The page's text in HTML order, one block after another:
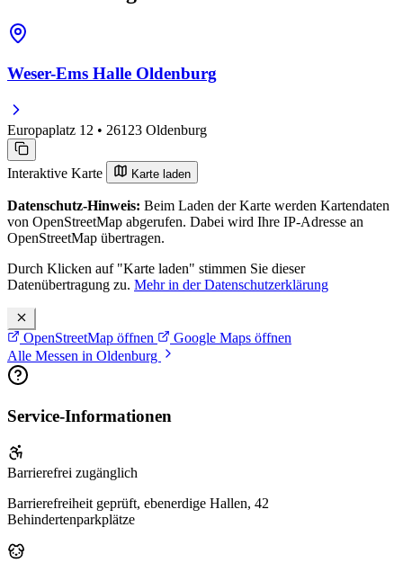
Weser-Ems Halle Oldenburg
Europaplatz 12 • 26123 Oldenburg
Interaktive Karte Karte laden
Datenschutz-Hinweis: Beim Laden der Karte werden Kartendaten
von OpenStreetMap abgerufen. Dabei wird Ihre IP-Adresse an
OpenStreetMap übertragen.
Durch Klicken auf "Karte laden" stimmen Sie dieser
Datenübertragung zu. Mehr in der Datenschutzerklärung
OpenStreetMap öffnen
Google Maps öffnen
Alle Messen in Oldenburg
Service-Informationen
Barrierefrei zugänglich
Barrierefreiheit geprüft, ebenerdige Hallen, 42
Behindertenparkplätze